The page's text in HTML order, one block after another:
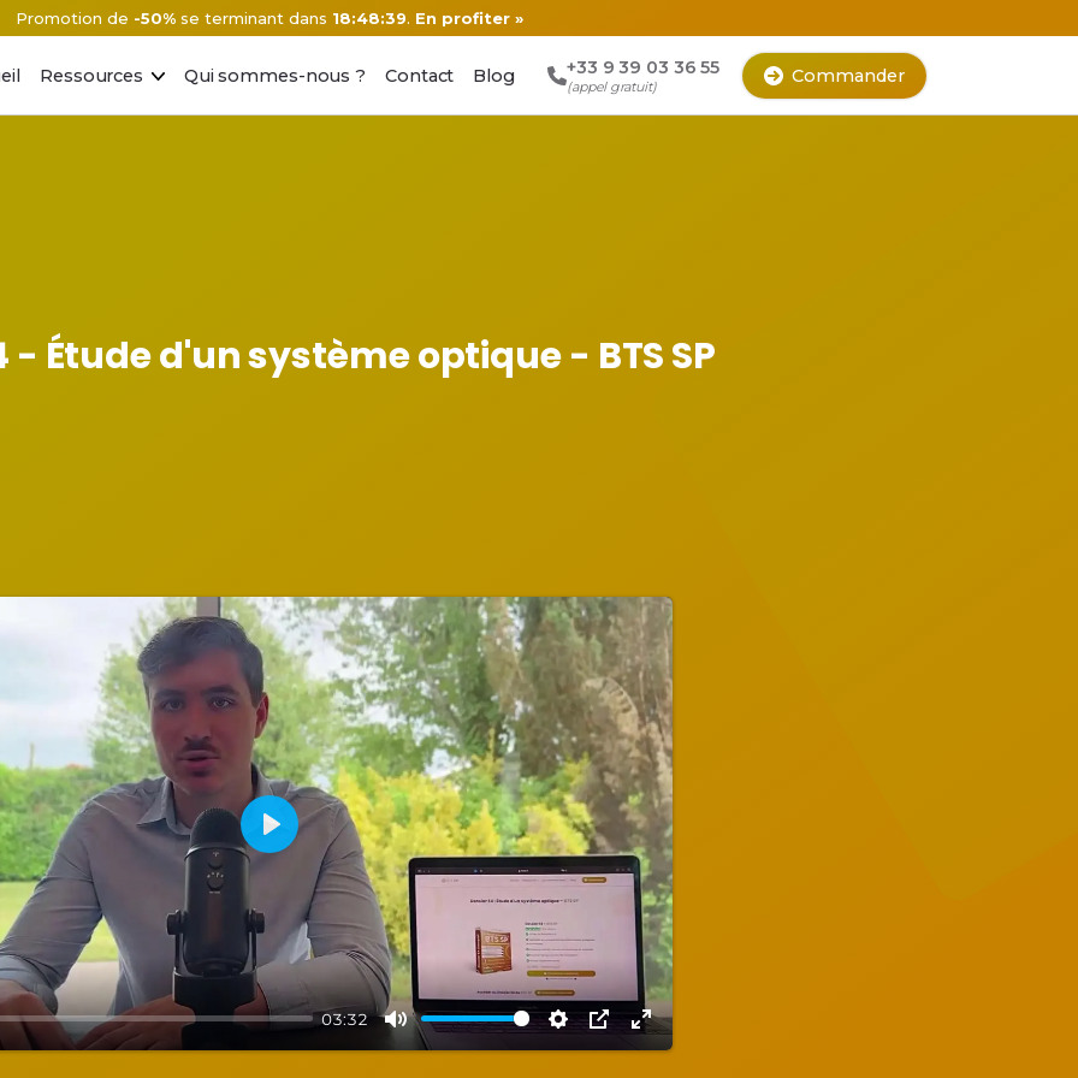
Promotion de -50%se terminant dans 18:48:38. En profiter »
Ressources Qui sommes-nous ? Contact Blog +33 9 39 03 36 55
(appel gratuit)
Commander
- Étude d'un système optique - BTS SP
03:32
Mute
Enter
Play